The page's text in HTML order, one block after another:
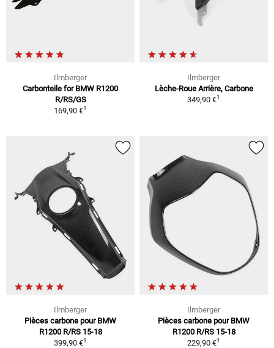
Ilmberger
Carbonteile for BMW R1200
R/RS/GS
169,90 €1
Ilmberger
Lèche-Roue Arrière, Carbone
349,90 €1
Ilmberger
Pièces carbone pour BMW
R1200 R/RS 15-18
399,90 €1
Ilmberger
Pièces carbone pour BMW
R1200 R/RS 15-18
229,90 €1